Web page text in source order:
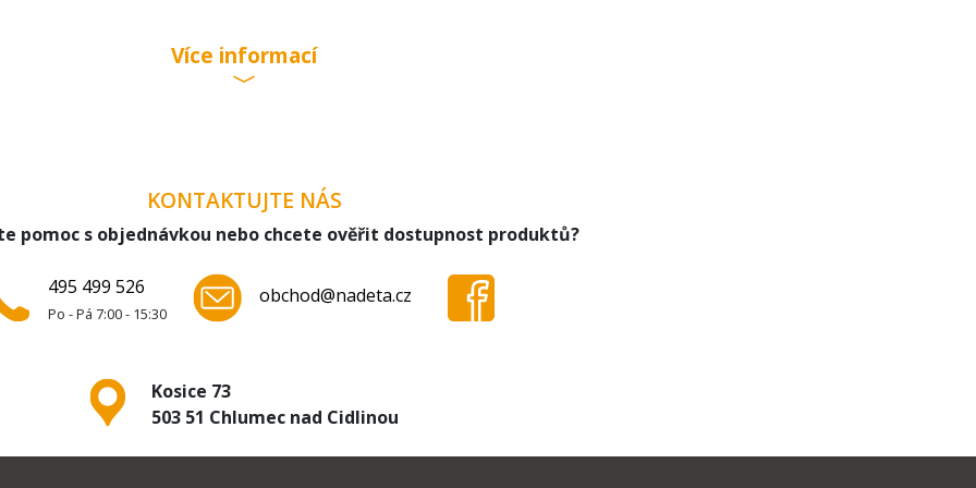
Více informací
KONTAKTUJTE NÁS
pomoc s objednávkou nebo chcete ověřit dostupnost produktů?
495 499 526
Po - Pá 7:00 - 15:30
obchod@nadeta.cz
Kosice 73
503 51 Chlumec nad Cidlinou